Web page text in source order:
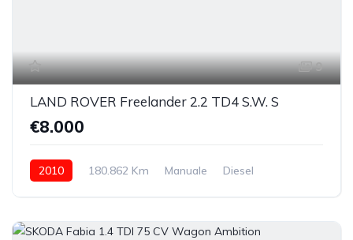
9
LAND ROVER Freelander 2.2 TD4 S.W. S
€8.000
2010 180.862 Km Manuale
Diesel